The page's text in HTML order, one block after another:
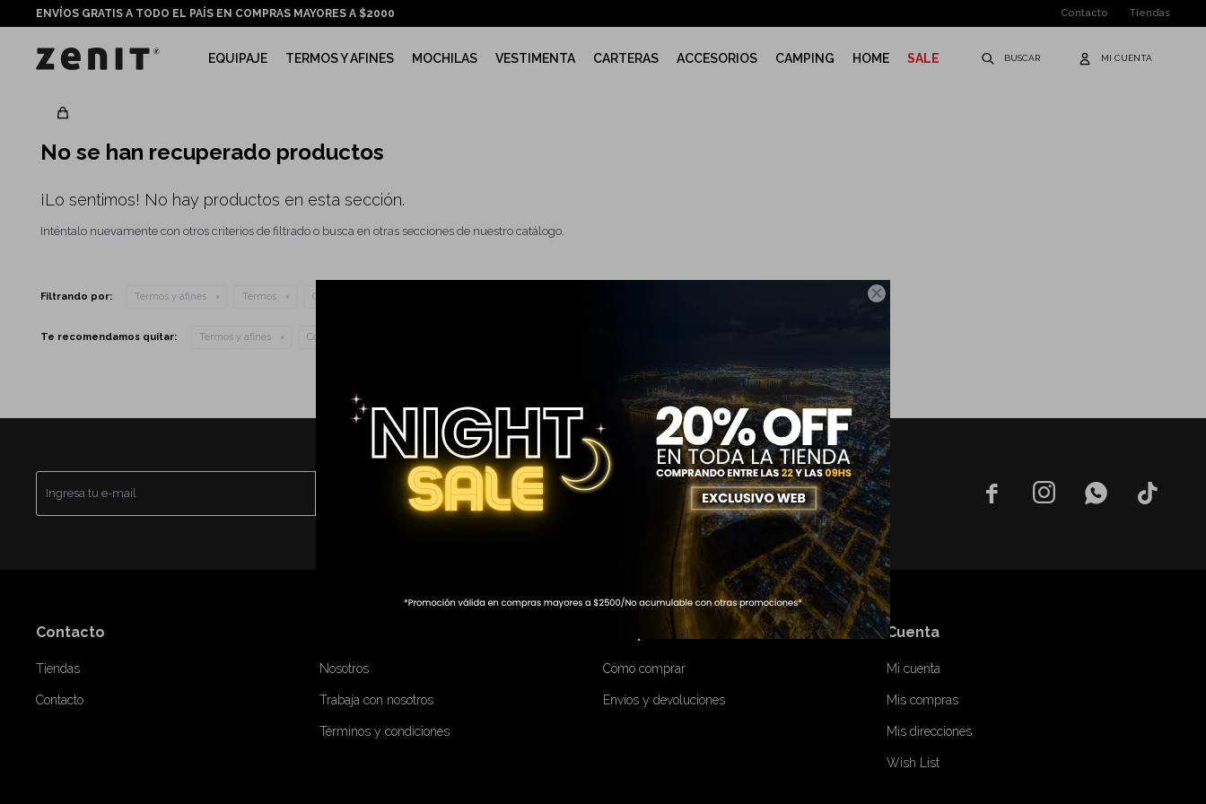

EQUIPAJE TERMOS Y AFINES MOCHILAS VESTIMENTA CARTERAS ACCESORIOS CAMPING HOME SALE
ENVÍOS GRATIS A TODO EL PAÍS EN COMPRAS MAYORES A $2000 Contacto Tiendas
No se han recuperado productos
¡Lo sentimos! No hay productos en esta sección.
Inténtalo nuevamente con otros criterios de filtrado o busca en otras secciones de nuestro catálogo.
Filtrando por: Termos y afines Termos Color:
Te recomendamos quitar: Termos y afines Color:
SUSCRIBIRME    
Contacto
Tiendas
Contacto
Nosotros
Trabaja con nosotros
Términos y condiciones
Cómo comprar
Envíos y devoluciones
Cuenta
Mi cuenta
Mis compras
Mis direcciones
Wish List